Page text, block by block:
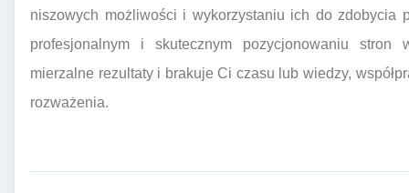
niszowych możliwości i wykorzystaniu ich do zdobycia
profesjonalnym i skutecznym pozycjonowaniu stron
mierzalne rezultaty i brakuje Ci czasu lub wiedzy,
rozważenia.